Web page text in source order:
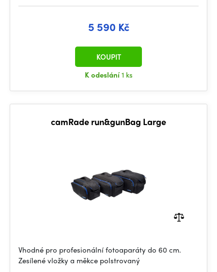
5 590 Kč
K odeslání1 ks
KOUPIT
camRade run&gunBag Large
Vhodné pro profesionální fotoaparáty do 60 cm.
Zesílené vložky a měkce polstrovaný